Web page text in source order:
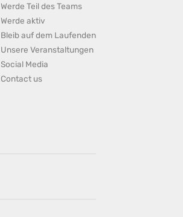
Werde Teil des Teams
Werde aktiv
Bleib auf dem Laufenden
Unsere Veranstaltungen
Social Media
Contact us